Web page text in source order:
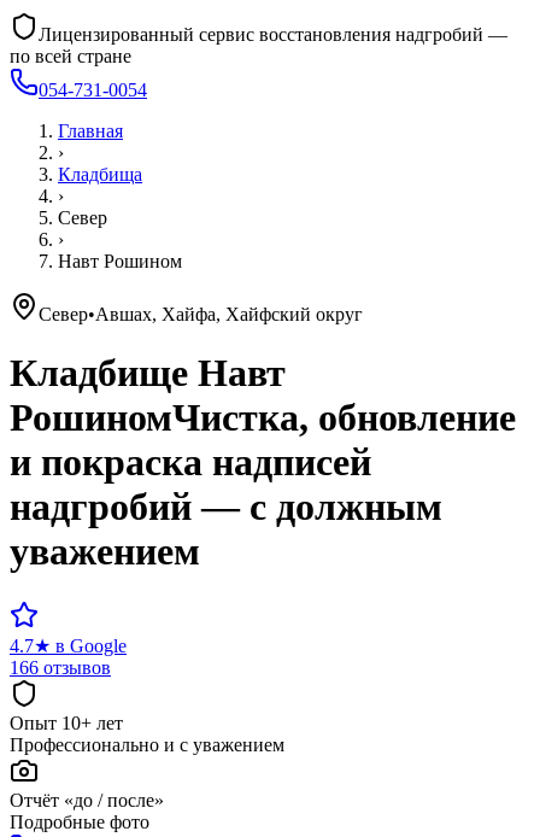
Лицензированный сервис восстановления надгробий —
по всей стране
054-731-0054
Главная
›
Кладбища
›
Север
›
Навт Рошином
Север•Авшах, Хайфа, Хайфский округ
Кладбище Навт
РошиномЧистка, обновление
и покраска надписей
надгробий — с должным
уважением
4.7★ в Google
166 отзывов
Опыт 10+ лет
Профессионально и с уважением
Отчёт «до / после»
Подробные фото